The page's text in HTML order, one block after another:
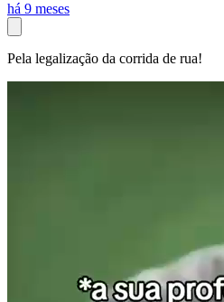
há 9 meses
Pela legalização da corrida de rua!